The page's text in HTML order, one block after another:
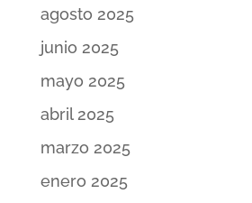
agosto 2025
junio 2025
mayo 2025
abril 2025
marzo 2025
enero 2025